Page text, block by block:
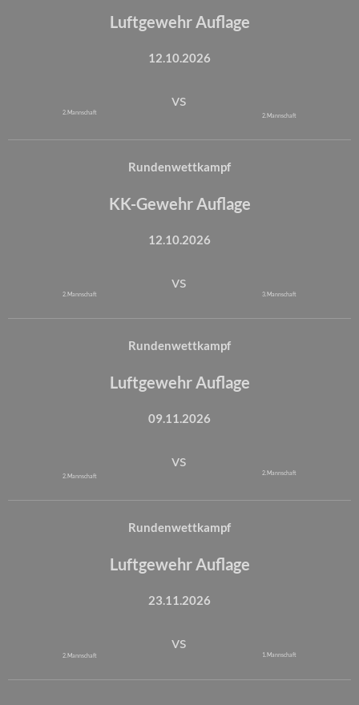
Luftgewehr Auflage
12.10.2026
2. Mannschaft
vs
2. Mannschaft
Rundenwettkampf
KK-Gewehr Auflage
12.10.2026
2. Mannschaft
vs
3. Mannschaft
Rundenwettkampf
Luftgewehr Auflage
09.11.2026
2. Mannschaft
vs
2. Mannschaft
Rundenwettkampf
Luftgewehr Auflage
23.11.2026
2. Mannschaft
vs
1. Mannschaft